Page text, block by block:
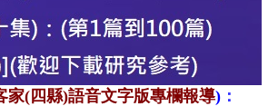
家(四縣)語音文字版專欄報導)：